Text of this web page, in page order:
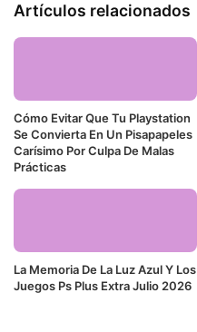
Artículos relacionados
Cómo Evitar Que Tu Playstation
Se Convierta En Un Pisapapeles
Carísimo Por Culpa De Malas
Prácticas
La Memoria De La Luz Azul Y Los
Juegos Ps Plus Extra Julio 2026